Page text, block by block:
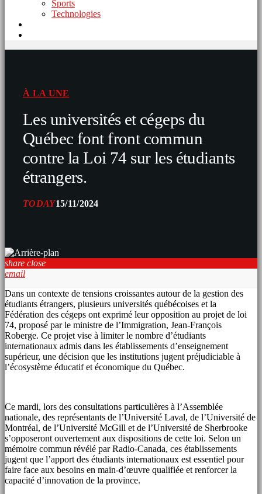
Sports
Technologies
À LA UNE
Les universités et cégeps du
Québec font front commun
contre la Loi 74 sur les étudiants
étrangers.
TODAY15/11/2024
share close
email
Dans un contexte de tensions croissantes autour de la gestion des
étudiants étrangers, plusieurs universités québécoises et la
Fédération des cégeps ont exprimé leur opposition au projet de loi
74, proposé par le ministre de l’Immigration, Jean-François
Roberge. Ce projet vise à limiter le nombre d’étudiants
internationaux admis dans les établissements d’enseignement
supérieur, une décision que les institutions jugent préjudiciable à
l’écosystème éducatif et économique du Québec.
Ce mardi, lors des consultations particulières à l’Assemblée
nationale, des représentants de l’Université Laval, de l’Université de
Montréal, de l’Université McGill et de l’Université de Sherbrooke
s’opposeront ouvertement aux dispositions de cette loi. Selon un
mémoire commun révélé par Radio-Canada, ces établissements
jugent que l’apport des étudiants internationaux est essentiel pour
faire face aux besoins en main-d’œuvre qualifiée et renforcer la
capacité d’innovation de la province.